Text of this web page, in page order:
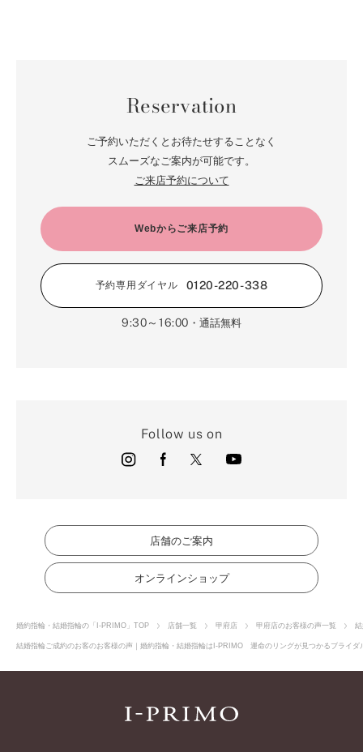
Reservation
ご予約いただくとお待たせすることなく
スムーズなご案内が可能です。
ご来店予約について
Webからご来店予約
予約専用ダイヤル 0120-220-338
9:30～16:00 ・通話無料
Follow us on
店舗のご案内
オンラインショップ
婚約指輪・結婚指輪の「I-PRIMO」TOP 店舗一覧 甲府店 甲府店のお客様の声一覧
結婚指輪ご成約のお客のお客様の声｜婚約指輪・結婚指輪はI-PRIMO 運命のリングが見つかるブライ